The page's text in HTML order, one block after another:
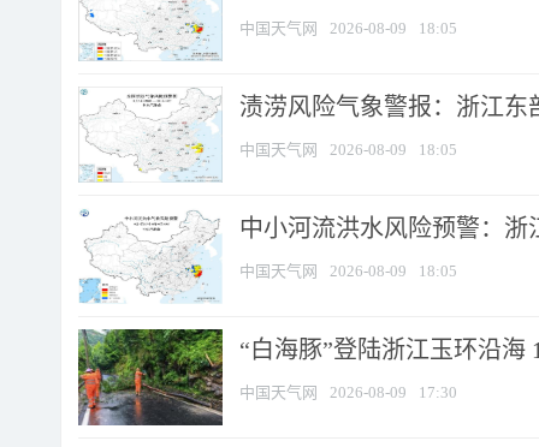
中国天气网 2026-08-09 18:05
渍涝风险气象警报：浙江
中国天气网 2026-08-09 18:05
中小河流洪水风险预警：
中国天气网 2026-08-09 18:05
“白海豚”登陆浙江玉环沿海
中国天气网 2026-08-09 17:30